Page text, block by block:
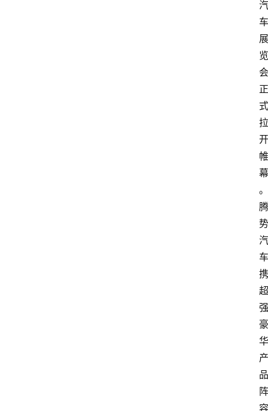
汽
车
展
览
会
正
式
拉
开
帷
幕
。
腾
势
汽
车
携
超
强
豪
华
产
品
阵
容